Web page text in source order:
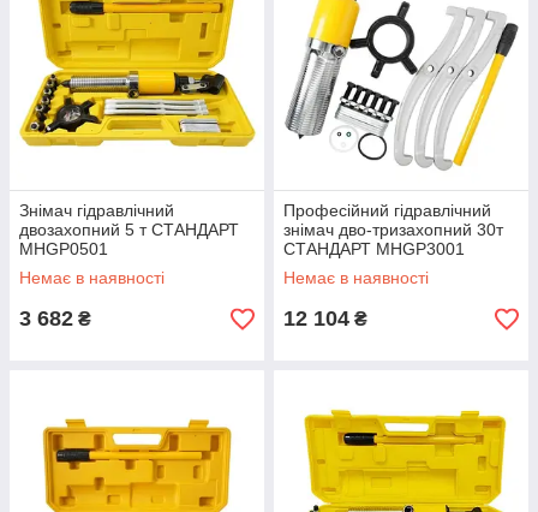
Знімач гідравлічний
двозахопний 5 т СТАНДАРТ
MHGP0501
Немає в наявності
3 682 ₴
Професійний гідравлічний
знімач дво-тризахопний 30т
СТАНДАРТ MHGP3001
Немає в наявності
12 104 ₴